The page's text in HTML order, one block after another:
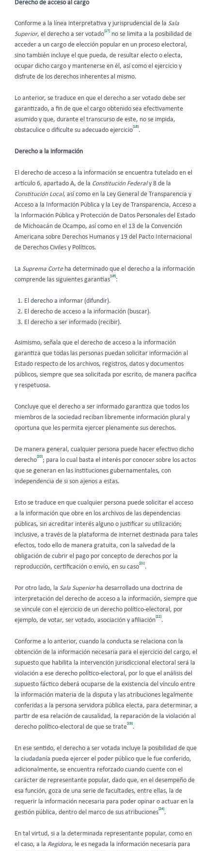
Derecho de acceso al cargo
Conforme a la línea interpretativa y jurisprudencial de la Sala
Superior, el derecho a ser votado
[17]
no se limita a la posibilidad de
acceder a un cargo de elección popular en un proceso electoral,
sino también incluye el que pueda, de resultar electo o electa,
ocupar dicho cargo y mantenerse en él, así como el ejercicio y
disfrute de los derechos inherentes al mismo.
Lo anterior, se traduce en que el derecho a ser votado debe ser
garantizado, a fin de que el cargo obtenido sea efectivamente
asumido y que, durante el transcurso de este, no se impida,
obstaculice o dificulte su adecuado ejercicio
[18]
.
Derecho a la información
El derecho de acceso a la información se encuentra tutelado en el
artículo 6, apartado A, de la Constitución Federaly 8 de la
Constitución Local, así como en la Ley General de Transparencia y
Acceso a la Información Pública y la Ley de Transparencia, Acceso a
la Información Pública y Protección de Datos Personales del Estado
de Michoacán de Ocampo, así como en el 13 de la Convención
Americana sobre Derechos Humanos y 19 del Pacto Internacional
de Derechos Civiles y Políticos.
La Suprema Corteha determinado que el derecho a la información
comprende las siguientes garantías
[19]
:
El derecho a informar (difundir).
El derecho de acceso a la información (buscar).
El derecho a ser informado (recibir).
Asimismo, señala que el derecho de acceso a la información
garantiza que todas las personas puedan solicitar información al
Estado respecto de los archivos, registros, datos y documentos
públicos, siempre que sea solicitada por escrito, de manera pacífica
y respetuosa.
Concluye que el derecho a ser informado garantiza que todos los
miembros de la sociedad reciban libremente información plural y
oportuna que les permita ejercer plenamente sus derechos.
De manera general, cualquier persona puede hacer efectivo dicho
derecho
[20]
; para lo cual basta el interés por conocer sobre los actos
que se generan en las instituciones gubernamentales, con
independencia de si son ajenos a estas.
Esto se traduce en que cualquier persona puede solicitar el acceso
a la información que obre en los archivos de las dependencias
públicas, sin acreditar interés alguno o justificar su utilización;
inclusive, a través de la plataforma de internet destinada para tales
efectos, todo ello de manera gratuita, con la salvedad de la
obligación de cubrir el pago por concepto de derechos por la
reproducción, certificación o envío, en su caso
[21]
.
Por otro lado, la Sala Superiorha desarrollado una doctrina de
interpretación del derecho de acceso a la información, siempre que
se vincule con el ejercicio de un derecho político-electoral, por
ejemplo, de votar, ser votado, asociación y afiliación
[22]
.
Conforme a lo anterior, cuando la conducta se relaciona con la
obtención de la información necesaria para el ejercicio del cargo, el
supuesto que habilita la intervención jurisdiccional electoral será la
violación a ese derecho político-electoral, por lo que el análisis del
supuesto fáctico deberá ocuparse de la existencia del vínculo entre
la información materia de la disputa y las atribuciones legalmente
conferidas a la persona servidora pública electa, para determinar, a
partir de esa relación de causalidad, la reparación de la violación al
derecho político-electoral de que se trate
[23]
.
En ese sentido, el derecho a ser votada incluye la posibilidad de que
la ciudadanía pueda ejercer el poder público que le fue conferido,
adicionalmente, se encuentra reforzado cuando cuente con el
carácter de representante popular, dado que, en el desempeño de
esa función, goza de una serie de facultades, entre ellas, la de
requerir la información necesaria para poder opinar o actuar en la
gestión pública, dentro del marco de sus atribuciones
[24]
.
En tal virtud, si a la determinada representante popular, como en
el caso, a la Regidora, le es negada la información necesaria para